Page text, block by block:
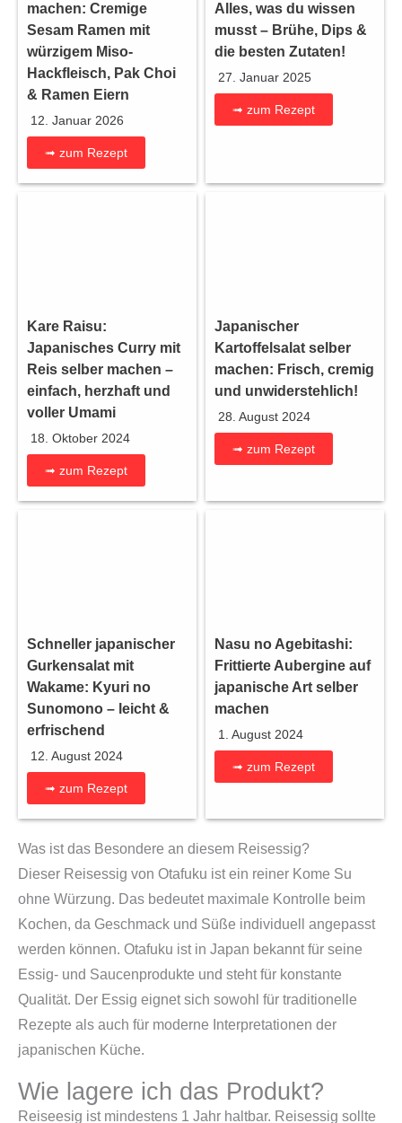
machen: Cremige
Sesam Ramen mit
würzigem Miso-
Hackfleisch, Pak Choi
& Ramen Eiern
12. Januar 2026
➟ zum Rezept
Alles, was du wissen
musst – Brühe, Dips &
die besten Zutaten!
27. Januar 2025
➟ zum Rezept
Kare Raisu:
Japanisches Curry mit
Reis selber machen –
einfach, herzhaft und
voller Umami
18. Oktober 2024
➟ zum Rezept
Japanischer
Kartoffelsalat selber
machen: Frisch, cremig
und unwiderstehlich!
28. August 2024
➟ zum Rezept
Schneller japanischer
Gurkensalat mit
Wakame: Kyuri no
Sunomono – leicht &
erfrischend
12. August 2024
➟ zum Rezept
Nasu no Agebitashi:
Frittierte Aubergine auf
japanische Art selber
machen
1. August 2024
➟ zum Rezept
Was ist das Besondere an diesem Reisessig?
Dieser Reisessig von Otafuku ist ein reiner Kome Su
ohne Würzung. Das bedeutet maximale Kontrolle beim
Kochen, da Geschmack und Süße individuell angepasst
werden können. Otafuku ist in Japan bekannt für seine
Essig- und Saucenprodukte und steht für konstante
Qualität. Der Essig eignet sich sowohl für traditionelle
Rezepte als auch für moderne Interpretationen der
japanischen Küche.
Wie lagere ich das Produkt?
Reiseesig ist mindestens 1 Jahr haltbar. Reisessig sollte